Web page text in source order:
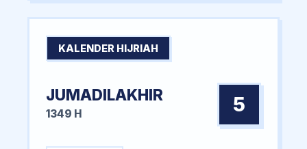
KALENDER HIJRIAH
JUMADILAKHIR
1349 H 5